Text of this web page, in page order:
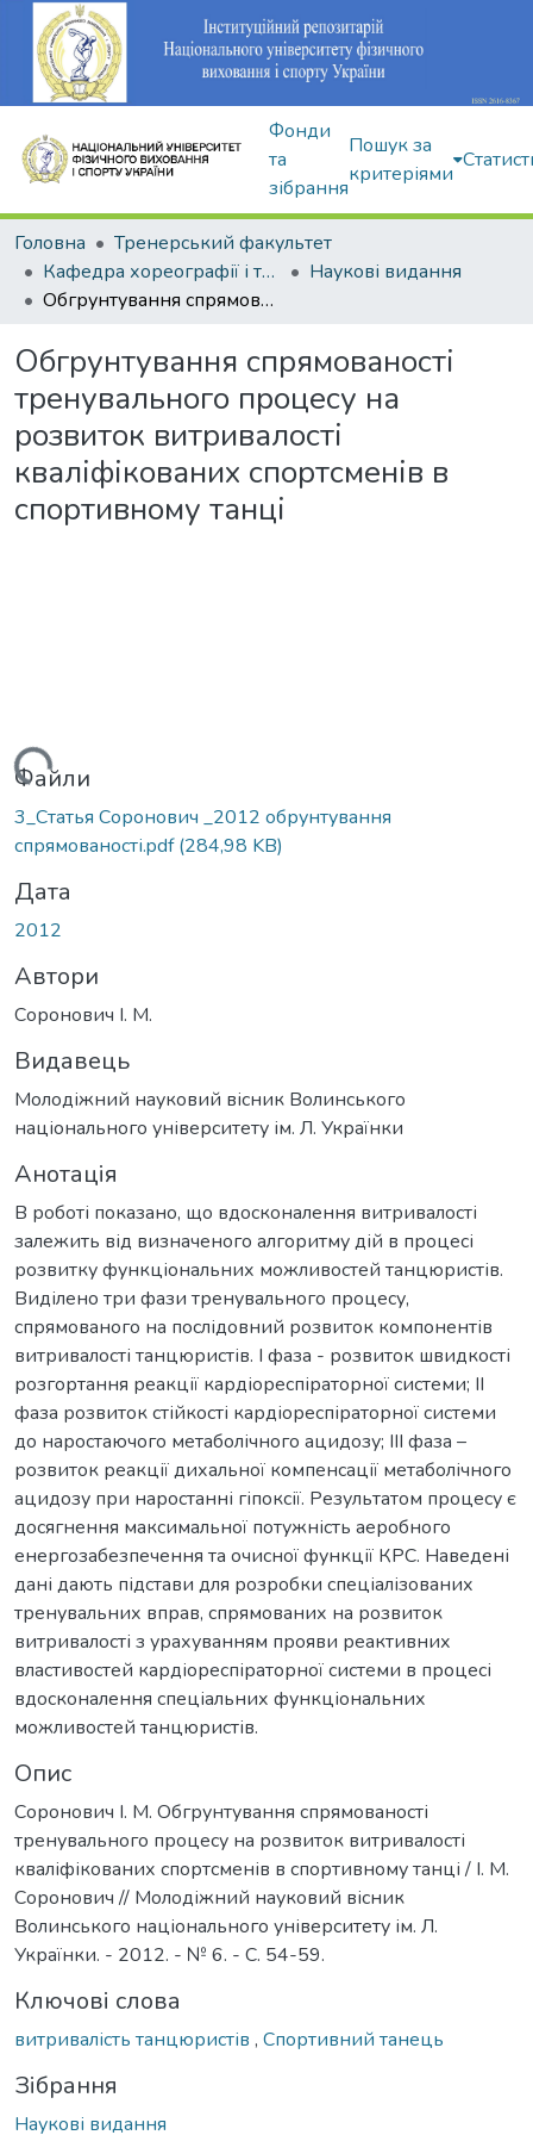
Фонди
та
зібрання
Пошук за
критеріями
Головна
Тренерський факультет
Кафедра хореографії і танцювальних видів спорту
Наукові видання
Обгрунтування спрямованості тренувального процесу на розвиток витривалості кваліфікованих спортсменів в спортивному танці
Обгрунтування спрямованості
тренувального процесу на
розвиток витривалості
кваліфікованих спортсменів в
спортивному танці
Файли
3_Статья Соронович _2012 обрунтування
спрямованості.pdf(284,98 KB)
Дата
2012
Автори
Соронович І. М.
Видавець
Молодіжний науковий вісник Волинського
національного університету ім. Л. Українки
Анотація
В роботі показано, що вдосконалення витривалості
залежить від визначеного алгоритму дій в процесі
розвитку функціональних можливостей танцюристів.
Виділено три фази тренувального процесу,
спрямованого на послідовний розвиток компонентів
витривалості танцюристів. I фаза - розвиток швидкості
розгортання реакції кардіореспіраторної системи; II
фаза розвиток стійкості кардіореспіраторної системи
до наростаючого метаболічного ацидозу; III фаза –
розвиток реакції дихальної компенсації метаболічного
ацидозу при наростанні гіпоксії. Результатом процесу є
досягнення максимальної потужність аеробного
енергозабезпечення та очисної функції КРС. Наведені
дані дають підстави для розробки спеціалізованих
тренувальних вправ, спрямованих на розвиток
витривалості з урахуванням прояви реактивних
властивостей кардіореспіраторної системи в процесі
вдосконалення спеціальних функціональних
можливостей танцюристів.
Опис
Соронович І. М. Обгрунтування спрямованості
тренувального процесу на розвиток витривалості
кваліфікованих спортсменів в спортивному танці / І. М.
Соронович // Молодіжний науковий вісник
Волинського національного університету ім. Л.
Українки. - 2012. - № 6. - С. 54-59.
Ключові слова
витривалість танцюристів , Спортивний танець
Зібрання
Наукові видання